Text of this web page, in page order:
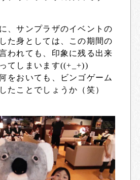
、サンプラザのイベントの
た身としては、この期間の
われても、印象に残る出来
てしまいます((+_+))
をおいても、ビンゴゲーム
たことでしょうか（笑）